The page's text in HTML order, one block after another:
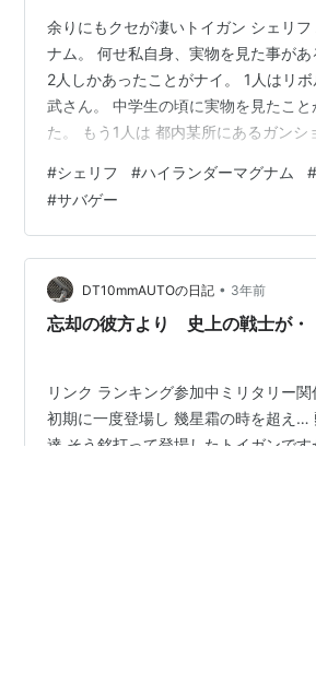
余りにもクセが凄いトイガン シェリ
ナム。 何せ私自身、実物を見た事が
2人しかあったことがナイ。 1人はリ
武さん。 中学生の頃に実物を見たこと
た。 もう1人は 都内某所にあるガンシ
ムの方のようですが 実物をご覧になっ
ていた。 とまぁ、かなり濃いキャラの
上げていると胃もたれしそう という
的な記事。 なんと当時の資料をコピ
これはいつもヤフオクでお世話になる
供品で、 以前B…
#シェリフ #ハイランダーマグナム #
#サバゲー
DT10mmAUTOの日記 • 3年前
忘却の彼方より 史上の戦士が・